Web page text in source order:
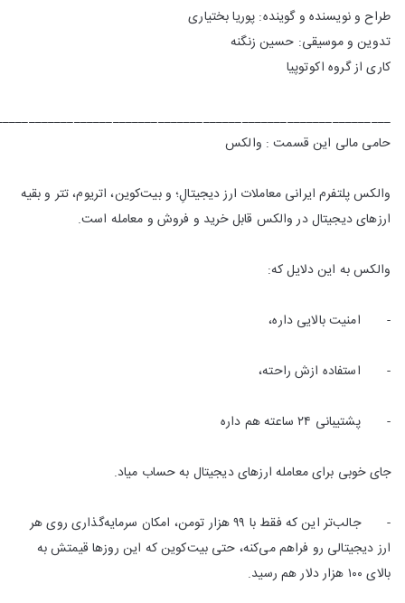
طراح و نویسنده و گوینده: پوریا بختیاری
تدوین و موسیقی: حسین زنگنه
کاری از گروه اکوتوپیا
حامی مالی این قسمت : والکس
والکس پلتفرم ایرانی معاملات ارز دیجیتالِ؛ و بیت‌کوین، اتریوم، تتر و بقیه
ارزهای دیجیتال در والکس قابل خرید و فروش و معامله است.
والکس به این دلایل که:
- امنیت بالایی داره،
- استفاده ازش راحته،
- پشتیبانی ۲۴ ساعته هم داره
جای خوبی برای معامله ارزهای دیجیتال به حساب میاد.
- جالب‌تر این که فقط با ۹۹ هزار تومن، امکان سرمایه‌گذاری روی هر
ارز دیجیتالی رو فراهم می‌کنه، حتی بیت‌کوین که این روزها قیمتش به
بالای ۱۰۰ هزار دلار هم رسید.